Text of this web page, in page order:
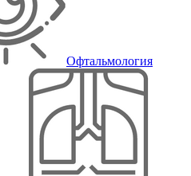
Офтальмология